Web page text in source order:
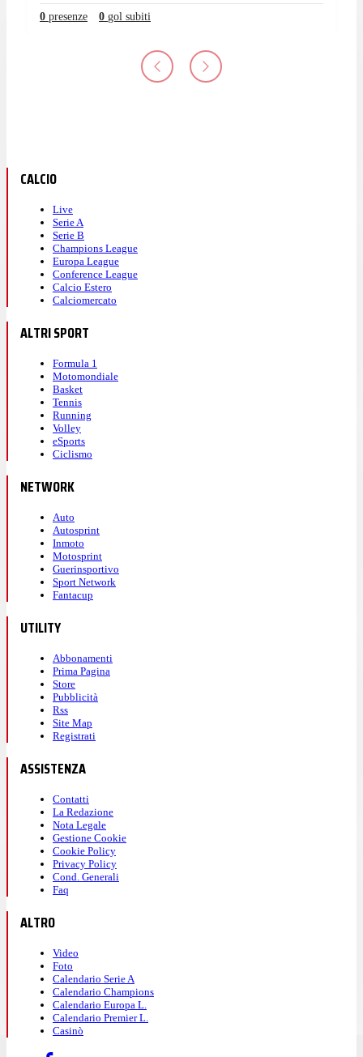
0 presenze 0 gol subiti
CALCIO
Live
Serie A
Serie B
Champions League
Europa League
Conference League
Calcio Estero
Calciomercato
ALTRI SPORT
Formula 1
Motomondiale
Basket
Tennis
Running
Volley
eSports
Ciclismo
NETWORK
Auto
Autosprint
Inmoto
Motosprint
Guerinsportivo
Sport Network
Fantacup
UTILITY
Abbonamenti
Prima Pagina
Store
Pubblicità
Rss
Site Map
Registrati
ASSISTENZA
Contatti
La Redazione
Nota Legale
Gestione Cookie
Cookie Policy
Privacy Policy
Cond. Generali
Faq
ALTRO
Video
Foto
Calendario Serie A
Calendario Champions
Calendario Europa L.
Calendario Premier L.
Casinò